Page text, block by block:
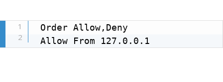
Order Allow,Deny
Allow From 127.0.0.1